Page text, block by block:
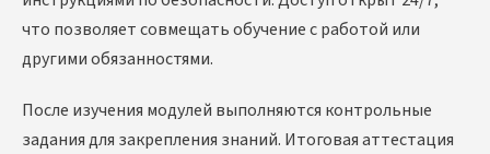
что позволяет совмещать обучение с работой или
другими обязанностями.
После изучения модулей выполняются контрольные
задания для закрепления знаний. Итоговая аттестация